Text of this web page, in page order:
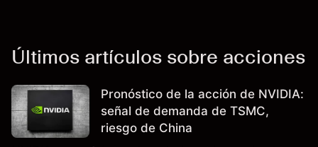
Últimos artículos sobre acciones
Pronóstico de la acción de NVIDIA:
señal de demanda de TSMC,
riesgo de China